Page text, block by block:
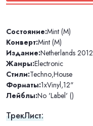
Состояние:Mint (M)
Конверт:Mint (M)
Издание:Netherlands 2012
Жанры:Electronic
Стили:Techno,House
Форматы:1xVinyl,12"
Лейблы:No 'Label' ()
ТрекЛист: